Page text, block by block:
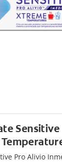
Pro Alivio